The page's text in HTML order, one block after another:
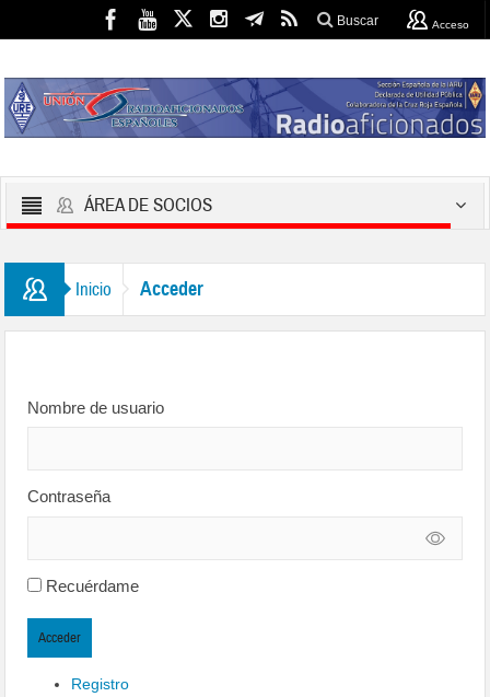
Buscar Acceso
ÁREA DE SOCIOS
Inicio Acceder
Nombre de usuario
Contraseña
Recuérdame
Acceder
Registro